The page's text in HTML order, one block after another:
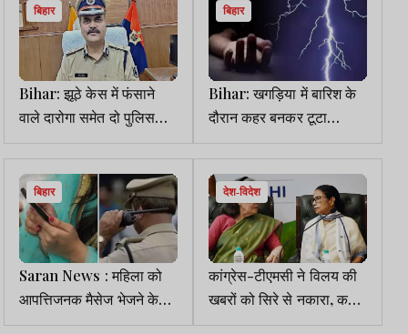
बिहार
Bihar: झूठे केस में फंसाने
वाले दारोगा समेत दो पुलिसकर्मी
सस्पेंड, चलेगा विभागीय
कार्रवाई
बिहार
Bihar: खगड़िया में बारिश के
दौरान कहर बनकर टूटा
वज्रपात, पिता-पुत्र समेत 5
की मौत, 3 घायल
बिहार
Saran News : महिला को
आपत्तिजनक मैसेज भेजने के
आरोप में ASI सस्पेंड, विभागीय
देश-विदेश
कांग्रेस-टीएमसी ने विलय की
खबरों को सिरे से नकारा, कहा,
सोनिया गांधी-ममता की